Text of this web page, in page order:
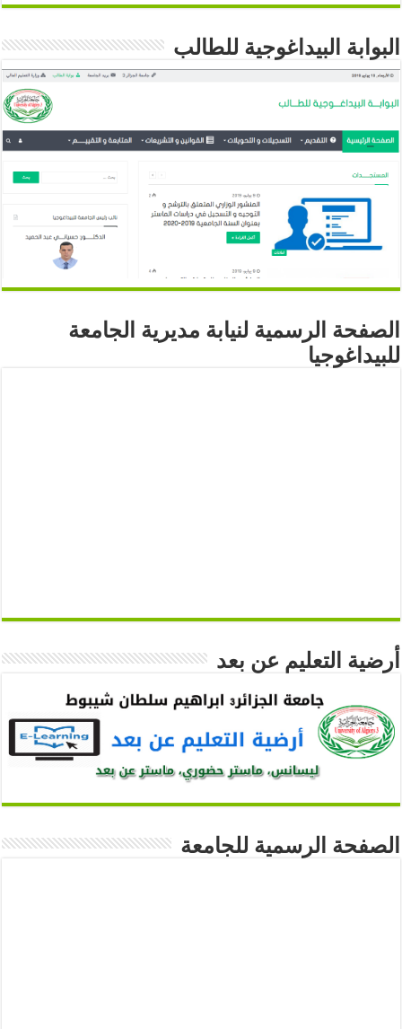
البوابة البيداغوجية للطالب
الصفحة الرسمية لنيابة مديرية الجامعة
للبيداغوجيا
أرضية التعليم عن بعد
الصفحة الرسمية للجامعة